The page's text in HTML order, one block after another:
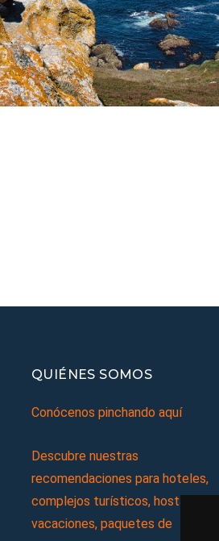
QUIÉNES SOMOS
Conócenos pinchando aquí
Descubre nuestras
recomendaciones para hoteles,
complejos turísticos, hostales,
vacaciones, paquetes de